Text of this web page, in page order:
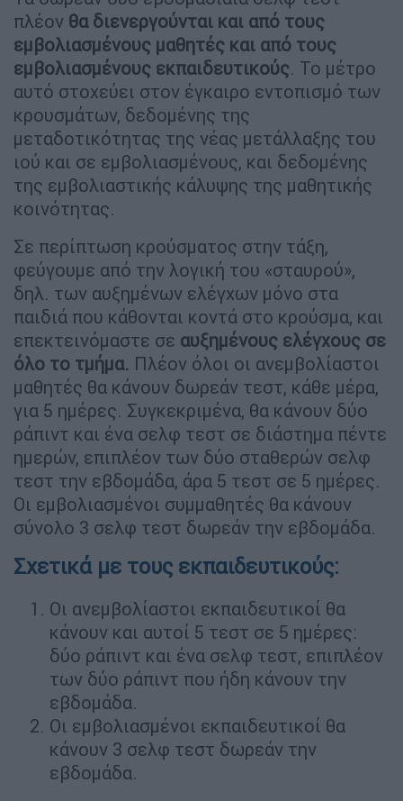
πλέον θα διενεργούνται και από τους
εμβολιασμένους μαθητές και από τους
εμβολιασμένους εκπαιδευτικούς. Το μέτρο
αυτό στοχεύει στον έγκαιρο εντοπισμό των
κρουσμάτων, δεδομένης της
μεταδοτικότητας της νέας μετάλλαξης του
ιού και σε εμβολιασμένους, και δεδομένης
της εμβολιαστικής κάλυψης της μαθητικής
κοινότητας.
Σε περίπτωση κρούσματος στην τάξη,
φεύγουμε από την λογική του «σταυρού»,
δηλ. των αυξημένων ελέγχων μόνο στα
παιδιά που κάθονται κοντά στο κρούσμα, και
επεκτεινόμαστε σε αυξημένους ελέγχους σε
όλο το τμήμα. Πλέον όλοι οι ανεμβολίαστοι
μαθητές θα κάνουν δωρεάν τεστ, κάθε μέρα,
για 5 ημέρες. Συγκεκριμένα, θα κάνουν δύο
ράπιντ και ένα σελφ τεστ σε διάστημα πέντε
ημερών, επιπλέον των δύο σταθερών σελφ
τεστ την εβδομάδα, άρα 5 τεστ σε 5 ημέρες.
Οι εμβολιασμένοι συμμαθητές θα κάνουν
σύνολο 3 σελφ τεστ δωρεάν την εβδομάδα.
Σχετικά με τους εκπαιδευτικούς:
Οι ανεμβολίαστοι εκπαιδευτικοί θα
κάνουν και αυτοί 5 τεστ σε 5 ημέρες:
δύο ράπιντ και ένα σελφ τεστ, επιπλέον
των δύο ράπιντ που ήδη κάνουν την
εβδομάδα.
Οι εμβολιασμένοι εκπαιδευτικοί θα
κάνουν 3 σελφ τεστ δωρεάν την
εβδομάδα.